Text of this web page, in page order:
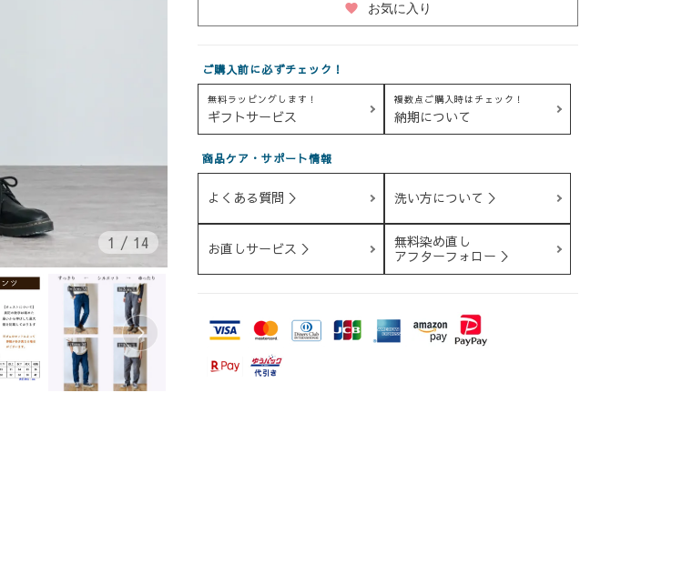
1 / 14
favorite お気に入り
ご購入前に必ずチェック！
無料ラッピングします！
ギフトサービス
複数点ご購入時はチェック！
納期について
商品ケア・サポート情報
よくある質問 ＞ 洗い方について ＞
お直しサービス ＞
無料染め直し
アフターフォロー ＞